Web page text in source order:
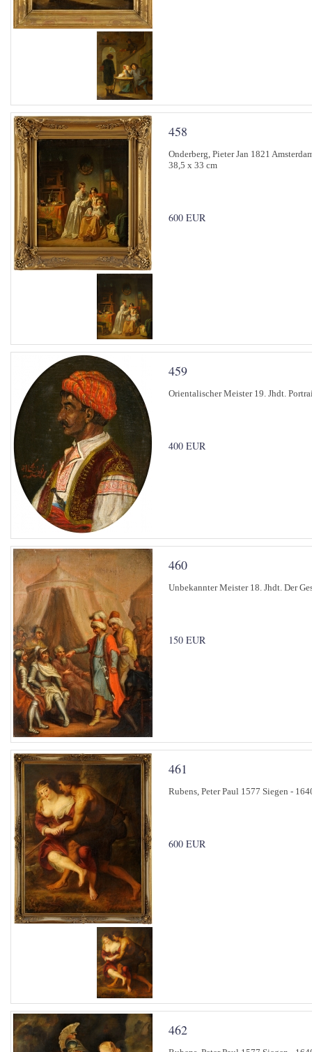
458
Onderberg, Pieter Jan 1821
38,5 x 33 cm
600 EUR
459
Orientalischer Meister 19. Jhdt.
400 EUR
460
Unbekannter Meister 18. Jhdt. Der
150 EUR
461
Rubens, Peter Paul 1577 Siegen -
600 EUR
462